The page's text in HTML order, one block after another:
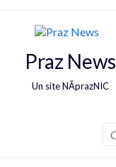
Praz News
Un site NĂprazNIC